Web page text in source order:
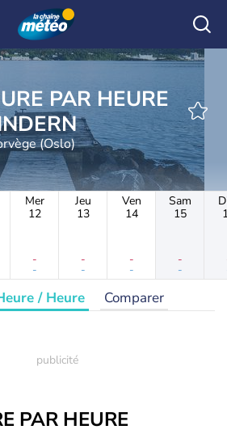
PAR HEURE
(Oslo)
Mer
12
-
-
Jeu
13
-
-
Ven
14
-
-
Sam
15
-
-
/ Heure Comparer
PAR HEURE